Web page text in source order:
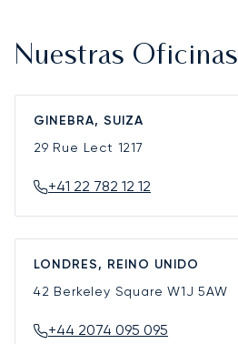
Nuestras Oficinas
GINEBRA, SUIZA
29 Rue Lect 1217
+41 22 782 12 12
LONDRES, REINO UNIDO
42 Berkeley SquareW1J 5AW
+44 2074 095 095